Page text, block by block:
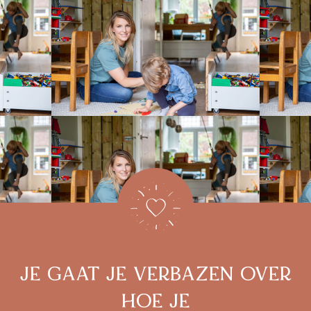
JE GAAT JE VERBAZEN OVER
HOE JE